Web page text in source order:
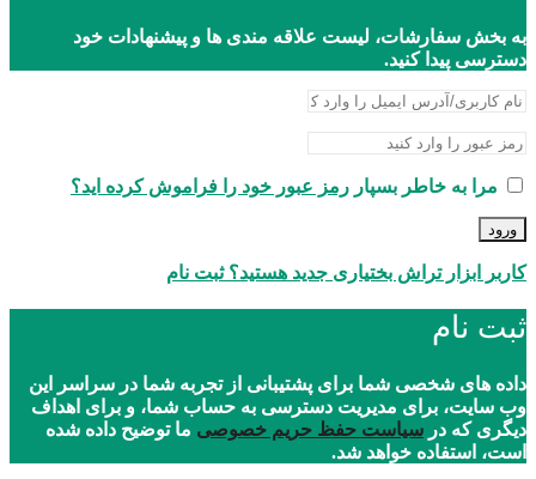
به بخش سفارشات، لیست علاقه مندی ها و پیشنهادات خود
دسترسی پیدا کنید.
مرا به خاطر بسپار رمز عبور خود را فراموش کرده اید؟
ورود
کاربر ابزار تراش بختیاری جدید هستید؟ ثبت نام
ثبت نام
داده های شخصی شما برای پشتیبانی از تجربه شما در سراسر این
وب سایت، برای مدیریت دسترسی به حساب شما، و برای اهداف
دیگری که در سیاست حفظ حریم خصوصی ما توضیح داده شده
است، استفاده خواهد شد.